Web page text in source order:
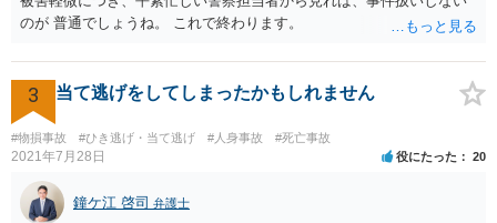
危険なものであり怖いので、そのような人には是非とも運転免許を返
納してほしいと思うのが社会の大勢です。 実際「交通違反を繰り返せ
ば免許停止や取消（強制返納）になる」のはそういうことです。 たま
たま（あなたにとって）いい警察官にあたったことをきっかけに、む
しろ今回を苦い薬（良い教訓）として反省し、次回から「前の車は赤
で右折進行したけど、自分は右折進行を思いとどまった」と交通ルー
ルを遵守するドライバーになってほしいと期待しています。
のが 普通でしょうね。 これで終わります。
3 当て逃げをしてしまったかもしれません
#物損事故 #ひき逃げ・当て逃げ #人身事故 #死亡事故
2021年7月28日 役にたった 20
鐘ケ江 啓司 弁護士